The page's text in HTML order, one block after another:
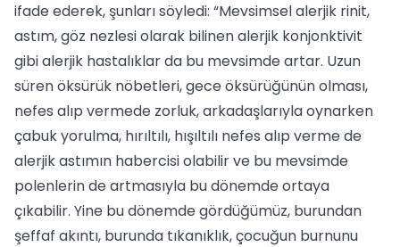
ifade ederek, şunları söyledi: “Mevsimsel alerjik rinit,
astım, göz nezlesi olarak bilinen alerjik konjonktivit
gibi alerjik hastalıklar da bu mevsimde artar. Uzun
süren öksürük nöbetleri, gece öksürüğünün olması,
nefes alıp vermede zorluk, arkadaşlarıyla oynarken
çabuk yorulma, hırıltılı, hışıltılı nefes alıp verme de
alerjik astımın habercisi olabilir ve bu mevsimde
polenlerin de artmasıyla bu dönemde ortaya
çıkabilir. Yine bu dönemde gördüğümüz, burundan
şeffaf akıntı, burunda tıkanıklık, çocuğun burnunu